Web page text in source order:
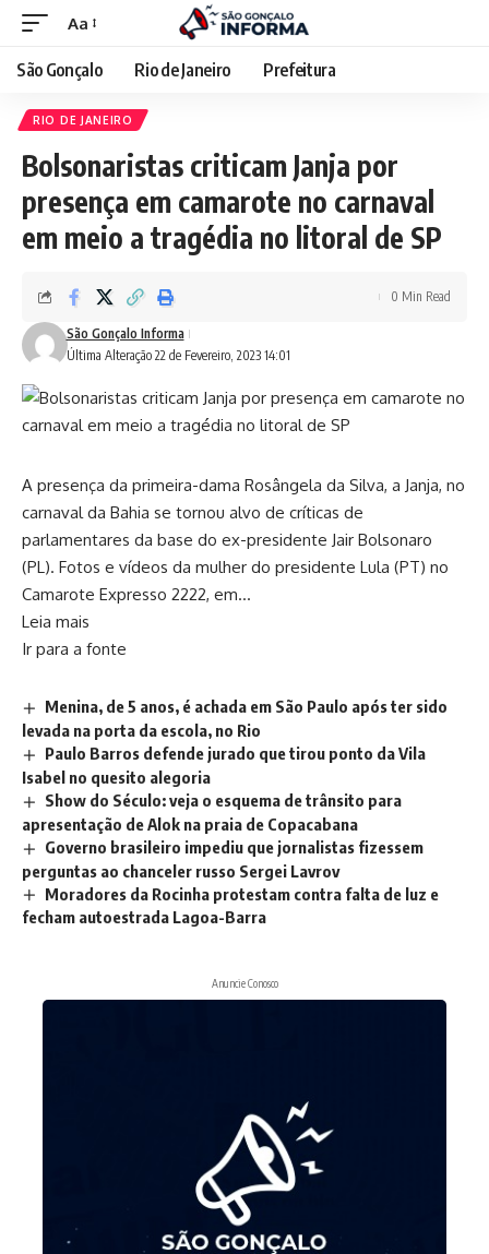
Aa
São Gonçalo Rio de Janeiro Prefeitura
RIO DE JANEIRO
Bolsonaristas criticam Janja por
presença em camarote no carnaval
em meio a tragédia no litoral de SP
Última Alteração 22 de Fevereiro, 2023 14:01
São Gonçalo Informa
0 Min Read
A presença da primeira-dama Rosângela da Silva, a Janja, no
carnaval da Bahia se tornou alvo de críticas de
parlamentares da base do ex-presidente Jair Bolsonaro
(PL). Fotos e vídeos da mulher do presidente Lula (PT) no
Camarote Expresso 2222, em…
Leia mais
Ir para a fonte
Menina, de 5 anos, é achada em São Paulo após ter sido
levada na porta da escola, no Rio
Paulo Barros defende jurado que tirou ponto da Vila
Isabel no quesito alegoria
Show do Século: veja o esquema de trânsito para
apresentação de Alok na praia de Copacabana
Governo brasileiro impediu que jornalistas fizessem
perguntas ao chanceler russo Sergei Lavrov
Moradores da Rocinha protestam contra falta de luz e
fecham autoestrada Lagoa-Barra
Anuncie Conosco